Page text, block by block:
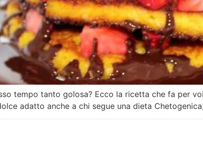
tempo tanto golosa? Ecco la ricetta che fa per
adatto anche a chi segue una dieta